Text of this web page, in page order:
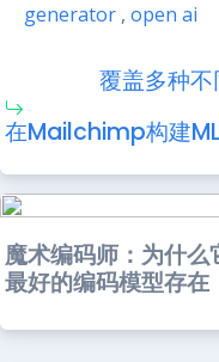
generator , open ai
覆盖多种
在Mailchimp构建
魔术编码师：为什么
最好的编码模型存在